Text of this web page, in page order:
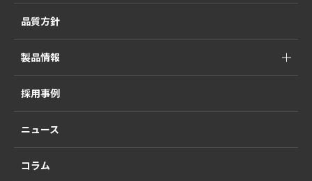
品質方針
製品情報
採用事例
ニュース
コラム